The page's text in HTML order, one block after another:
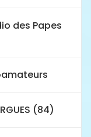
des Papes
(84)